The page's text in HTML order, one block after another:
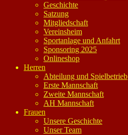
Geschichte
Satzung
Mitgliedschaft
Vereinsheim
Sportanlage und Anfahrt
Sponsoring 2025
Onlineshop
Herren
Abteilung und Spielbetrieb
Erste Mannschaft
Zweite Mannschaft
AH Mannschaft
Frauen
Unsere Geschichte
Unser Team